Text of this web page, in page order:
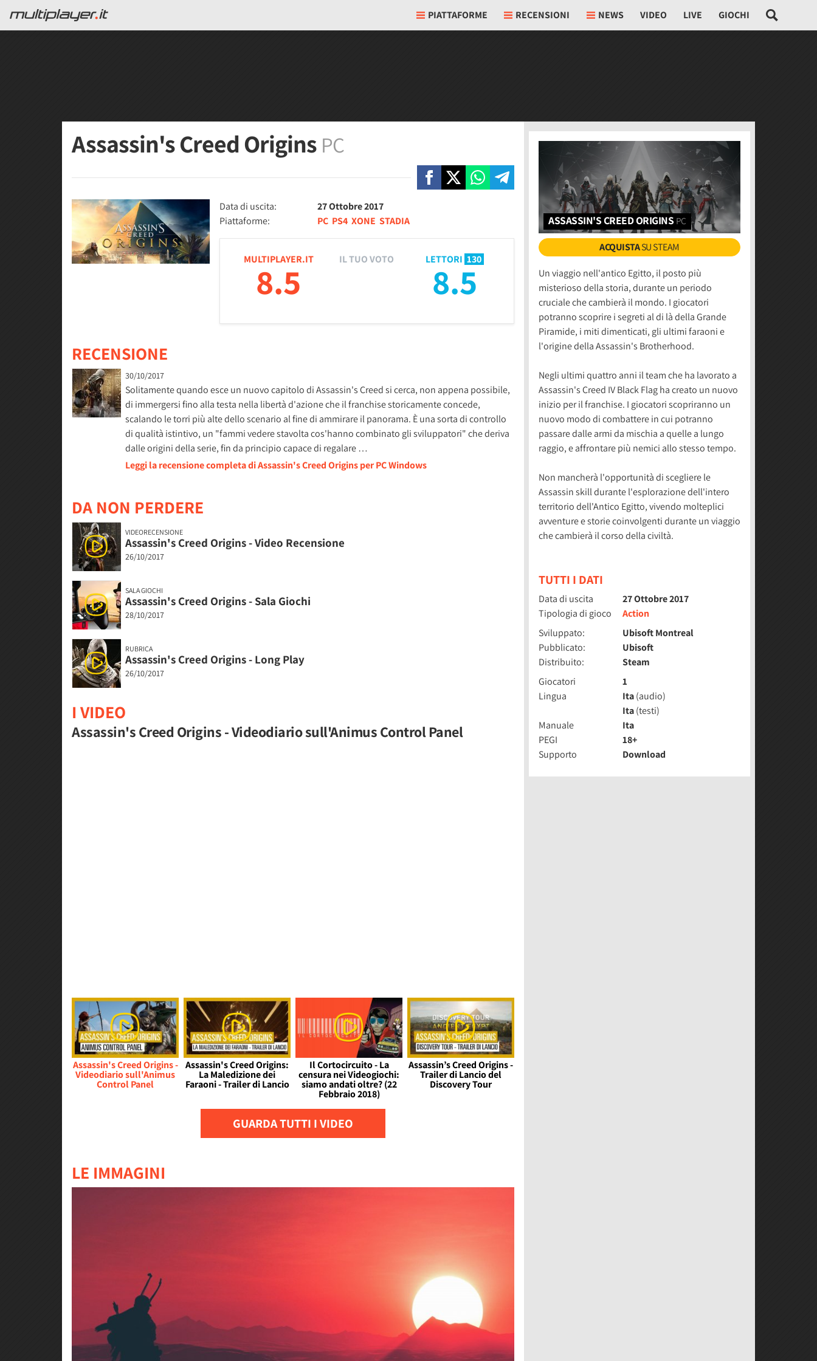
PIATTAFORME RECENSIONI NEWS VIDEO LIVE GIOCHI
Assassin's Creed Origins PC
Data di uscita:
27 Ottobre 2017
Piattaforme:
PC PS4 XONE STADIA
MULTIPLAYER.IT
8.5
LETTORI 130
8.5
IL TUO VOTO
RECENSIONE
30/10/2017
Solitamente quando esce un nuovo capitolo di Assassin's Creed si cerca, non appena possibile,
di immergersi fino alla testa nella libertà d'azione che il franchise storicamente concede,
scalando le torri più alte dello scenario al fine di ammirare il panorama. È una sorta di controllo
di qualità istintivo, un "fammi vedere stavolta cos'hanno combinato gli sviluppatori" che deriva
dalle origini della serie, fin da principio capace di regalare …
Leggi la recensione completa di Assassin's Creed Origins per PC Windows
DA NON PERDERE
VIDEORECENSIONE
Assassin's Creed Origins - Video Recensione
26/10/2017
SALA GIOCHI
Assassin's Creed Origins - Sala Giochi
28/10/2017
RUBRICA
Assassin's Creed Origins - Long Play
26/10/2017
I VIDEO
Assassin's Creed Origins - Videodiario sull'Animus Control Panel
Assassin's Creed Origins -
Videodiario sull'Animus
Control Panel
Assassin's Creed Origins:
La Maledizione dei
Faraoni - Trailer di Lancio
Il Cortocircuito - La
censura nei Videogiochi:
siamo andati oltre? (22
Febbraio 2018)
Assassin’s Creed Origins -
Trailer di Lancio del
Discovery Tour
GUARDA TUTTI I VIDEO
LE IMMAGINI
ASSASSIN'S CREED ORIGINS PC
ACQUISTASU STEAM
Un viaggio nell'antico Egitto, il posto più
misterioso della storia, durante un periodo
cruciale che cambierà il mondo. I giocatori
potranno scoprire i segreti al di là della Grande
Piramide, i miti dimenticati, gli ultimi faraoni e
l'origine della Assassin's Brotherhood.
Negli ultimi quattro anni il team che ha lavorato a
Assassin's Creed IV Black Flag ha creato un nuovo
inizio per il franchise. I giocatori scopriranno un
nuovo modo di combattere in cui potranno
passare dalle armi da mischia a quelle a lungo
raggio, e affrontare più nemici allo stesso tempo.
Non mancherà l'opportunità di scegliere le
Assassin skill durante l'esplorazione dell'intero
territorio dell'Antico Egitto, vivendo molteplici
avventure e storie coinvolgenti durante un viaggio
che cambierà il corso della civiltà.
TUTTI I DATI
Data di uscita
27 Ottobre 2017
Tipologia di gioco
Action
Sviluppato:
Ubisoft Montreal
Pubblicato:
Ubisoft
Distribuito:
Steam
Giocatori
1
Lingua
Ita(audio)
Ita(testi)
Manuale
Ita
PEGI
18+
Supporto
Download